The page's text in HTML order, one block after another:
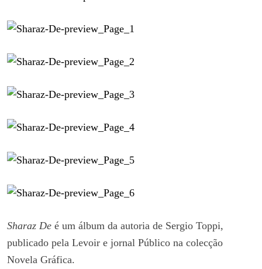
Sharaz De é um álbum da autoria de Sergio Toppi,
publicado pela Levoir e jornal Público na colecção
Novela Gráfica.